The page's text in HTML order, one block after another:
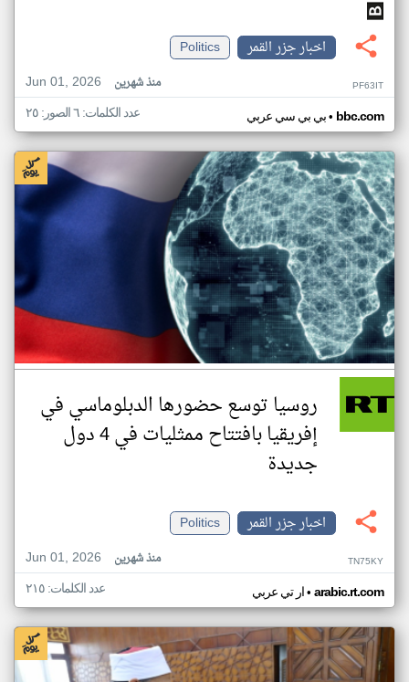
اخبار جزر القمر
Politics
Jun 01, 2026
منذ شهرين PF63IT
بي بي سي عربي• bbc.com عدد الكلمات: ٦ الصور: ٢٥
روسيا توسع حضورها الدبلوماسي في
إفريقيا بافتتاح ممثليات في 4 دول
جديدة
اخبار جزر القمر
Politics
Jun 01, 2026
منذ شهرين TN75KY
ار تي عربي• arabic.rt.com عدد الكلمات: ٢١٥